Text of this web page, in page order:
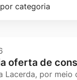
oferta de
Lacerda, por meio